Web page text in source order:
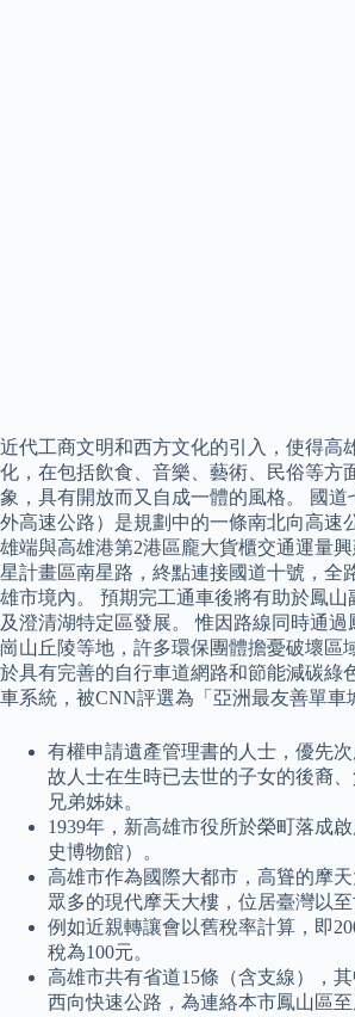
近代工商文明和西方文化的引入，使得高
化，在包括飲食、音樂、藝術、民俗等方
象，具有開放而又自成一體的風格。 國
外高速公路）是規劃中的一條南北向高速
雄端與高雄港第2港區龐大貨櫃交通運量
星計畫區南星路，終點連接國道十號，全
雄市境內。 預期完工通車後將有助於鳳山
及澄清湖特定區發展。 惟因路線同時通
崗山丘陵等地，許多環保團體擔憂破壞區
於具有完善的自行車道網路和節能減碳綠
車系統，被CNN評選為「亞洲最友善單車
有權申請遺產管理書的人士，優先
故人士在生時已去世的子女的後裔
兄弟姊妹。
1939年，新高雄市役所於榮町落成
史博物館）。
高雄市作為國際大都市，高聳的摩
眾多的現代摩天大樓，位居臺灣以至
例如近親轉讓會以舊稅率計算，即
稅為100元。
高雄市共有省道15條（含支線），
西向快速公路，為連絡本市鳳山區